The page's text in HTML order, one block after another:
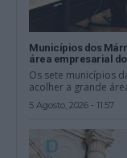
Municípios dos
área empresarial
Os sete municípios
acolher a grande
5 Agosto, 2026 - 11:57